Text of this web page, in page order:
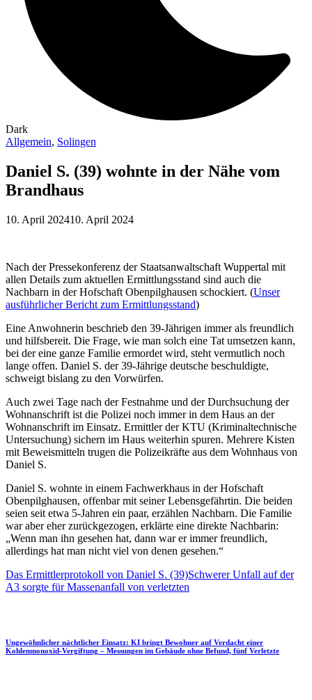
Dark
Allgemein, Solingen
Daniel S. (39) wohnte in der Nähe vom
Brandhaus
10. April 202410. April 2024
Nach der Pressekonferenz der Staatsanwaltschaft Wuppertal mit
allen Details zum aktuellen Ermittlungsstand sind auch die
Nachbarn in der Hofschaft Obenpilghausen schockiert. (Unser
ausführlicher Bericht zum Ermittlungsstand)
Eine Anwohnerin beschrieb den 39-Jährigen immer als freundlich
und hilfsbereit. Die Frage, wie man solch eine Tat umsetzen kann,
bei der eine ganze Familie ermordet wird, steht vermutlich noch
lange offen. Daniel S. der 39-Jährige deutsche beschuldigte,
schweigt bislang zu den Vorwürfen.
Auch zwei Tage nach der Festnahme und der Durchsuchung der
Wohnanschrift ist die Polizei noch immer in dem Haus an der
Wohnanschrift im Einsatz. Ermittler der KTU (Kriminaltechnische
Untersuchung) sichern im Haus weiterhin spuren. Mehrere Kisten
mit Beweismitteln trugen die Polizeikräfte aus dem Wohnhaus von
Daniel S.
Daniel S. wohnte in einem Fachwerkhaus in der Hofschaft
Obenpilghausen, offenbar mit seiner Lebensgefährtin. Die beiden
seien seit etwa 5-Jahren ein paar, erzählen Nachbarn. Die Familie
war aber eher zurückgezogen, erklärte eine direkte Nachbarin:
„Wenn man ihn gesehen hat, dann war er immer freundlich,
allerdings hat man nicht viel von denen gesehen.“
Das Ermittlerprotokoll von Daniel S. (39)Schwerer Unfall auf der
A3 sorgte für Massenanfall von verletzten
Ungewöhnlicher nächtlicher Einsatz: KI bringt Bewohner auf Verdacht einer
Kohlenmonoxid-Vergiftung – Messungen im Gebäude ohne Befund, fünf Verletzte